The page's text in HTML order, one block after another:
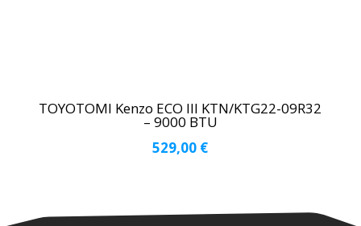
TOYOTOMI Kenzo ECO III KTN/KTG22-09R32
– 9000 BTU
529,00 €